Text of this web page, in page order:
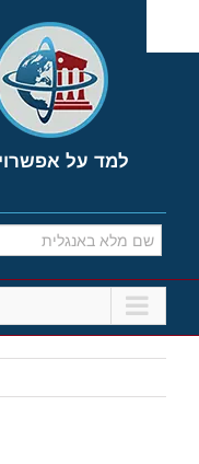
content